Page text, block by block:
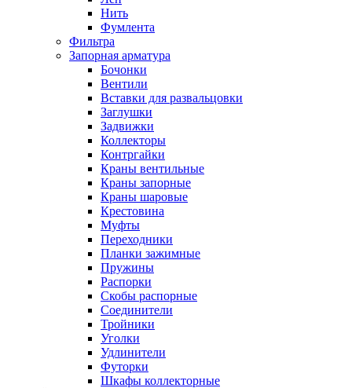
Нить
Фумлента
Фильтра
Запорная арматура
Бочонки
Вентили
Вставки для развальцовки
Заглушки
Задвижки
Коллекторы
Контргайки
Краны вентильные
Краны запорные
Краны шаровые
Крестовина
Муфты
Переходники
Планки зажимные
Пружины
Распорки
Скобы распорные
Соединители
Тройники
Уголки
Удлинители
Футорки
Шкафы коллекторные